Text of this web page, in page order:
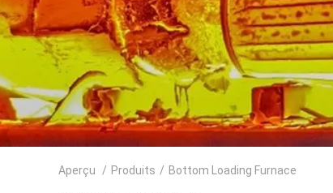
Aperçu / Produits / Bottom Loading Furnace